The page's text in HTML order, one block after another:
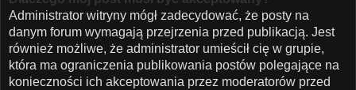
Administrator witryny mógł zadecydować, że posty na
danym forum wymagają przejrzenia przed publikacją. Jest
również możliwe, że administrator umieścił cię w grupie,
która ma ograniczenia publikowania postów polegające na
konieczności ich akceptowania przez moderatorów przed